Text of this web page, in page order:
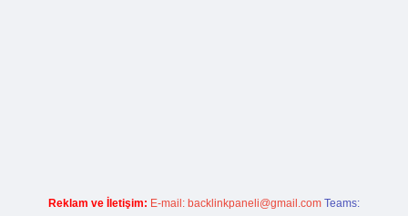
Reklam ve İletişim: E-mail: backlinkpaneli@gmail.com Teams: